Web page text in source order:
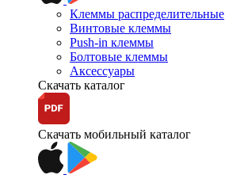
Клеммы распределительные
Винтовые клеммы
Push-in клеммы
Болтовые клеммы
Аксессуары
Скачать каталог
Скачать мобильный каталог